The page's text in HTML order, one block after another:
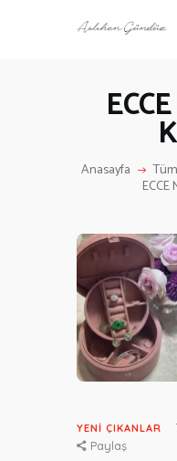
Anasayfa
ANASAYFA
ANNE-
HAKKIMDA
İLETIŞIM
YENI ÇIKANLAR
Paylaş